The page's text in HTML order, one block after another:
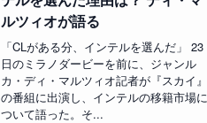
ルツィオが語る
「CLがある分、インテルを選んだ」 23
日のミラノダービーを前に、ジャンル
カ・ディ・マルツィオ記者が『スカイ』
の番組に出演し、インテルの移籍市場に
ついて語った。そ...